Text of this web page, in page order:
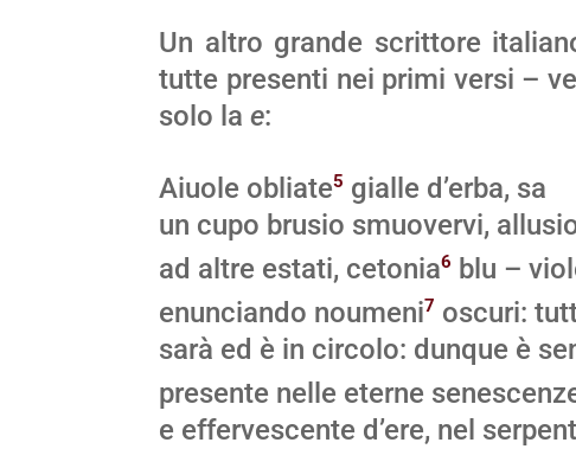
Un altro grande scrittore
tutte presenti nei primi versi –
solo lae:
Aiuole obliate5 gialle d’erba, sa
un cupo brusio smuovervi,
ad altre estati, cetonia6
blu –
enunciando noumeni7 oscuri:
sarà ed è in circolo: dunque è
presente nelle eterne
e effervescente d’ere, nel